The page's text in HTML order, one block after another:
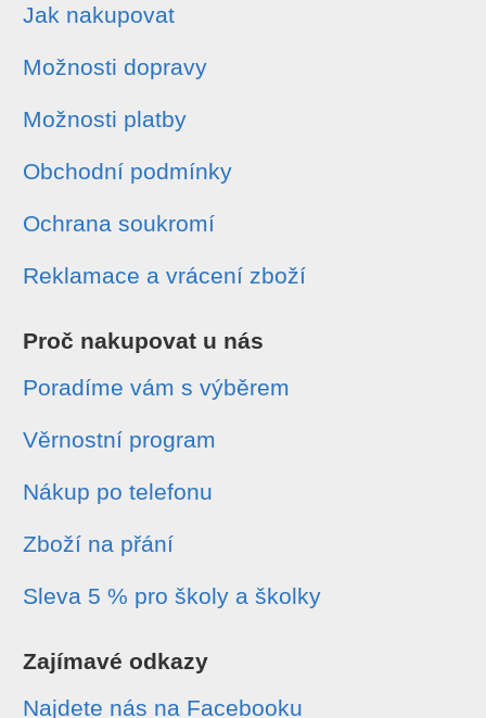
Jak nakupovat
Možnosti dopravy
Možnosti platby
Obchodní podmínky
Ochrana soukromí
Reklamace a vrácení zboží
Proč nakupovat u nás
Poradíme vám s výběrem
Věrnostní program
Nákup po telefonu
Zboží na přání
Sleva 5 % pro školy a školky
Zajímavé odkazy
Najdete nás na Facebooku